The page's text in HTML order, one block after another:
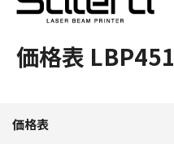
価格表 LBP451
価格表